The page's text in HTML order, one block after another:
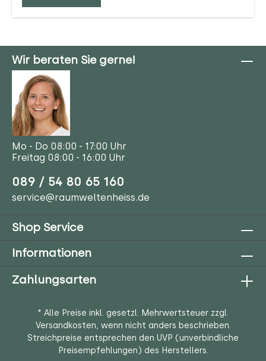
Wir beraten Sie gerne!
Mo - Do 08:00 - 17:00 Uhr
Freitag 08:00 - 16:00 Uhr
089 / 54 80 65 160
service@raumweltenheiss.de
Shop Service
Informationen
Zahlungsarten
* Alle Preise inkl. gesetzl. Mehrwertsteuer zzgl.
Versandkosten, wenn nicht anders beschrieben.
Streichpreise entsprechen den UVP (unverbindliche
Preisempfehlungen) des Herstellers.